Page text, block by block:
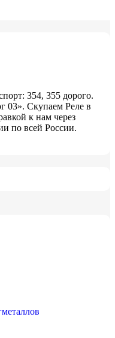
354, 355 дорого.
03». Скупаем Реле в
к нам через
по всей России.